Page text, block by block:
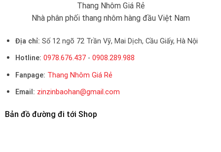
Thang Nhôm Giá Rẻ
Nhà phân phối thang nhôm hàng đầu Việt Nam
Địa chỉ: Số 12 ngõ 72 Trần Vỹ, Mai Dịch, Cầu Giấy, Hà Nội
Hotline: 0978.676.437- 0908.289.988
Fanpage: Thang Nhôm Giá Rẻ
Email: zinzinbaohan@gmail.com
Bản đồ đường đi tới Shop